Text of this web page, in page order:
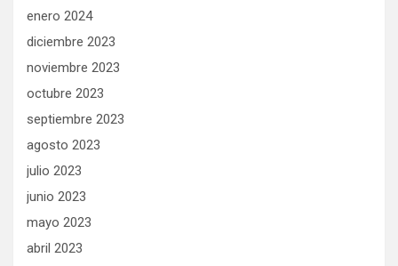
enero 2024
diciembre 2023
noviembre 2023
octubre 2023
septiembre 2023
agosto 2023
julio 2023
junio 2023
mayo 2023
abril 2023